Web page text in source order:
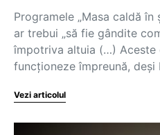
Programele „Masa caldă în
ar trebui „să fie gândite
împotriva altuia (…) Aceste
funcționeze împreună, deși
Vezi articolul